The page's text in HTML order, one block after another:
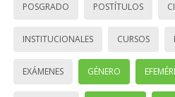
POSGRADO POSTÍTULOS
INSTITUCIONALES CURSOS
EXÁMENES GÉNERO